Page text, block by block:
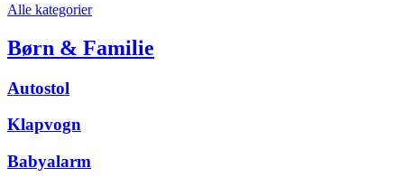
Alle kategorier
Børn & Familie
Autostol
Klapvogn
Babyalarm